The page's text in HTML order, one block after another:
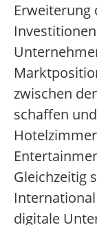
Erweiterung
zwischen
schaffen
Gleichzeitig
digitale